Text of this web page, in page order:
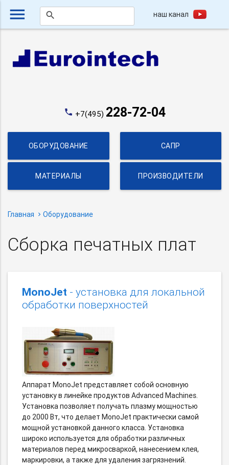
menu search наш канал
phone +7(495) 228-72-04
ОБОРУДОВАНИЕ САПР
МАТЕРИАЛЫ ПРОИЗВОДИТЕЛИ
Главная Оборудование
Сборка печатных плат
MonoJet - установка для локальной
обработки поверхностей
Аппарат MonoJet представляет собой основную
установку в линейке продуктов Advanced Machines.
Установка позволяет получать плазму мощностью
до 2000 Вт, что делает MonoJet практически самой
мощной установкой данного класса. Установка
широко используется для обработки различных
материалов перед микросваркой, нанесением клея,
маркировки, а также для удаления загрязнений.